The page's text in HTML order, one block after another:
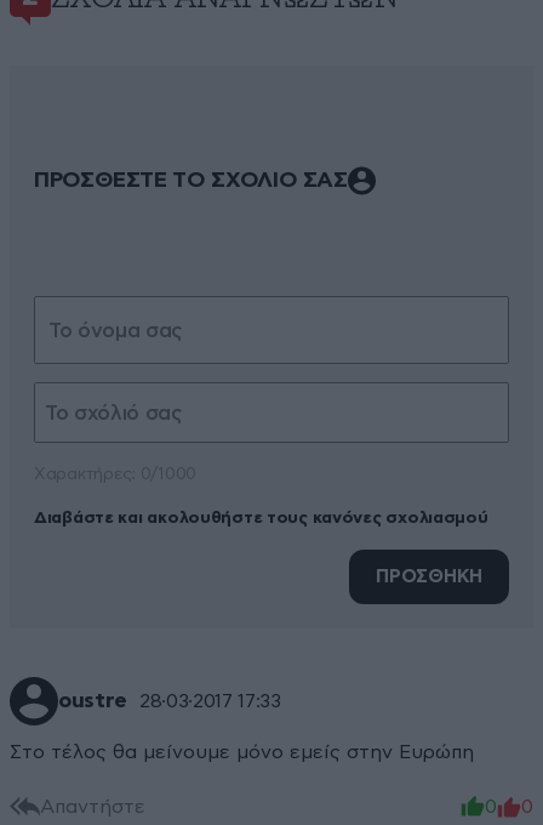
ΠΡΟΣΘΕΣΤΕ ΤΟ ΣΧΟΛΙΟ ΣΑΣ
Διαβάστε και ακολουθήστε τους κανόνες σχολιασμού
ΠΡΟΣΘΗΚΗ
oustre 28·03·2017 17:33
Στο τέλος θα μείνουμε μόνο εμείς στην Ευρώπη
Απαντήστε 0 0